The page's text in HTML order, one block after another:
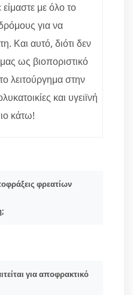
με όλο το
για να
Και αυτό, διότι δεν
ως βιοποριστικό
λειτούργημα στην
και υγειϊνή
κάτω!
φρεατίων
για αποφρακτικό